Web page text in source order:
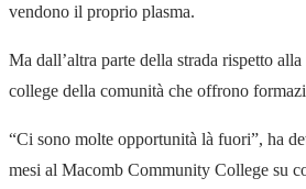
vendono il proprio plasma.
Ma dall’altra parte della strada rispetto
college della comunità che offrono
“Ci sono molte opportunità là fuori”, ha
mesi al Macomb Community College su